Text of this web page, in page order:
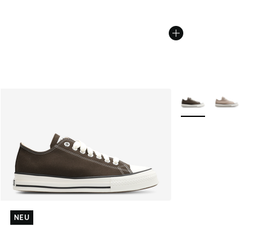
NEU
NEU
Weitere Farben